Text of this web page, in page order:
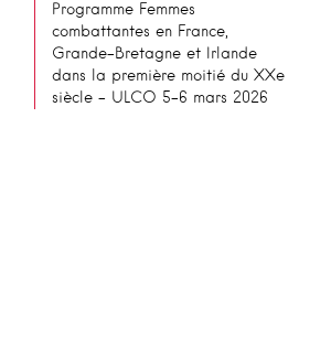
Programme Femmes
combattantes en France,
Grande-Bretagne et Irlande
dans la première moitié du XXe
siècle – ULCO 5-6 mars 2026